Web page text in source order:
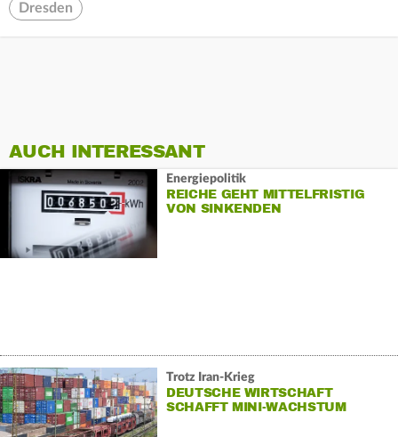
Dresden
AUCH INTERESSANT
Energiepolitik
REICHE GEHT MITTELFRISTIG
VON SINKENDEN
Trotz Iran-Krieg
DEUTSCHE WIRTSCHAFT
SCHAFFT MINI-WACHSTUM